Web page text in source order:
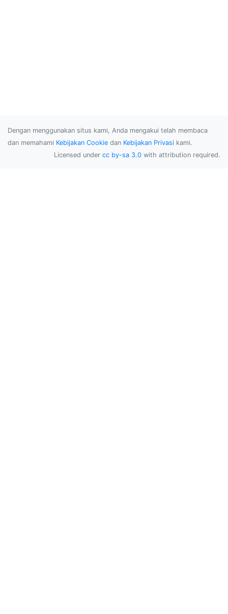
Dengan menggunakan situs kami, Anda mengakui telah membaca
dan memahami Kebijakan Cookie dan Kebijakan Privasi kami.
Licensed under cc by-sa 3.0 with attribution required.